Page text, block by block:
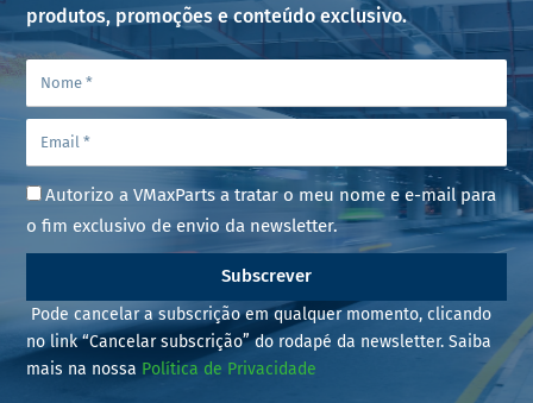
produtos, promoções e conteúdo exclusivo.
Autorizo a VMaxParts a tratar o meu nome e e-mail para
o fim exclusivo de envio da newsletter.
Subscrever
Pode cancelar a subscrição em qualquer momento, clicando
no link “Cancelar subscrição” do rodapé da newsletter. Saiba
mais na nossa Política de Privacidade